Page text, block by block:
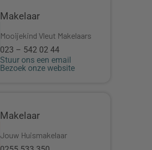
Makelaar
Mooijekind Vleut Makelaars
023 – 542 02 44
Stuur ons een email
Bezoek onze website
Makelaar
Jouw Huismakelaar